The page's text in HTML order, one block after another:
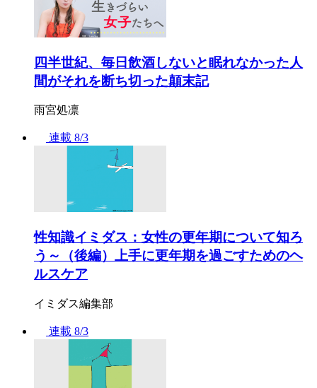
四半世紀、毎日飲酒しないと眠れなかった人
間がそれを断ち切った顛末記
雨宮処凛
連載 8/3
性知識イミダス：女性の更年期について知ろ
う～（後編）上手に更年期を過ごすためのヘ
ルスケア
イミダス編集部
連載 8/3